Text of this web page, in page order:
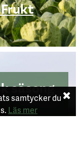
säsong
samtycker du
Läs mer